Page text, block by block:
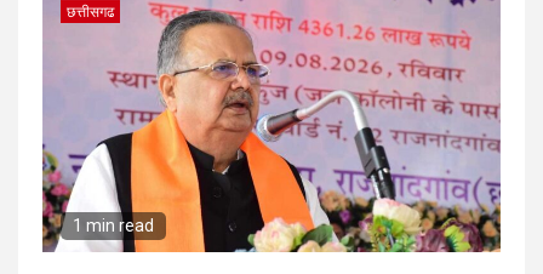
छत्तीसगढ
1 min read